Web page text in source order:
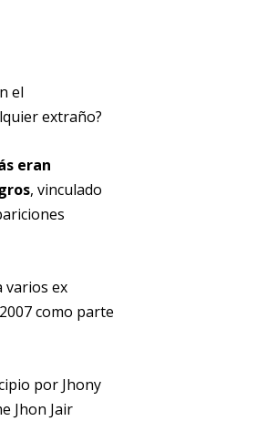
el
extraño?
eran
, vinculado
varios ex
como parte
por Jhony
Jhon Jair